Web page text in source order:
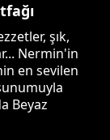
şık,
Nermin'in
en sevilen
Beyaz